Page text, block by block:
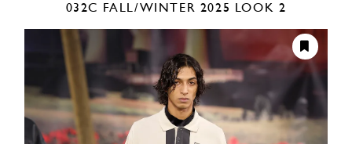
032C FALL/WINTER 2025 LOOK 2